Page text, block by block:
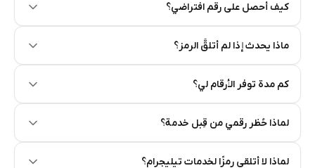
كيف أحصل على رقم افتراضي؟
ماذا يحدث إذا لم أتلقَّ الرمز؟
كم مدة توفر الأرقام لي؟
لماذا حُظر رقمي من قِبل خدمة؟
لماذا لا أتلقى رمزًا لخدمات تيليجرام؟
Step 2: Buy Stars in Telegram